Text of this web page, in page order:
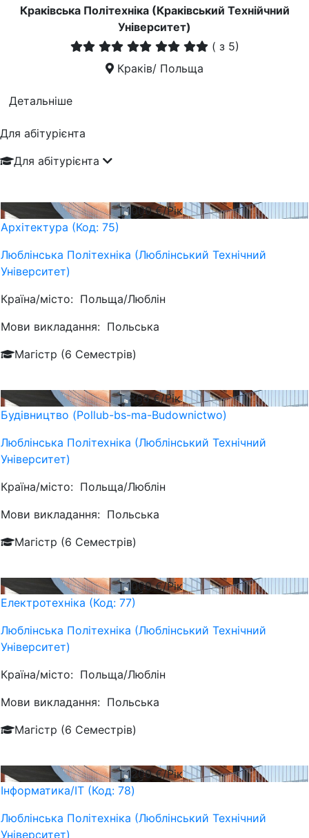
Краківська Політехніка (Краківський Технійчний
Університет)
( з 5)
Краків/ Польща
Детальніше
Для абітурієнта
Для абітурієнта
1000€/Рік
Архітектура (Код: 75)
Люблiнська Політехніка (Люблінський Технічний
Університет)
Країна/місто: Польща/Люблін
Мови викладання: Польська
Магістр (6 Семестрів)
868€/Рік
Будівництво (Pollub-bs-ma-Budownictwo)
Люблiнська Політехніка (Люблінський Технічний
Університет)
Країна/місто: Польща/Люблін
Мови викладання: Польська
Магістр (6 Семестрів)
1000€/Рік
Електротехніка (Код: 77)
Люблiнська Політехніка (Люблінський Технічний
Університет)
Країна/місто: Польща/Люблін
Мови викладання: Польська
Магістр (6 Семестрів)
1200€/Рік
Інформатика/IT (Код: 78)
Люблiнська Політехніка (Люблінський Технічний
Університет)